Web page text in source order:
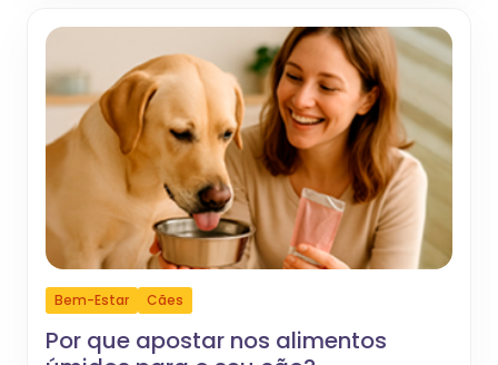
Bem-Estar Cães
Por que apostar nos alimentos